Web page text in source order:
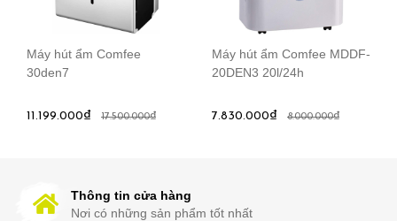
Máy hút ẩm Comfee
30den7
11.199.000₫ 17.500.000₫
Máy hút ẩm Comfee MDDF-
20DEN3 20l/24h
7.830.000₫ 8.000.000₫
Thông tin cửa hàng
Nơi có những sản phẩm tốt nhất